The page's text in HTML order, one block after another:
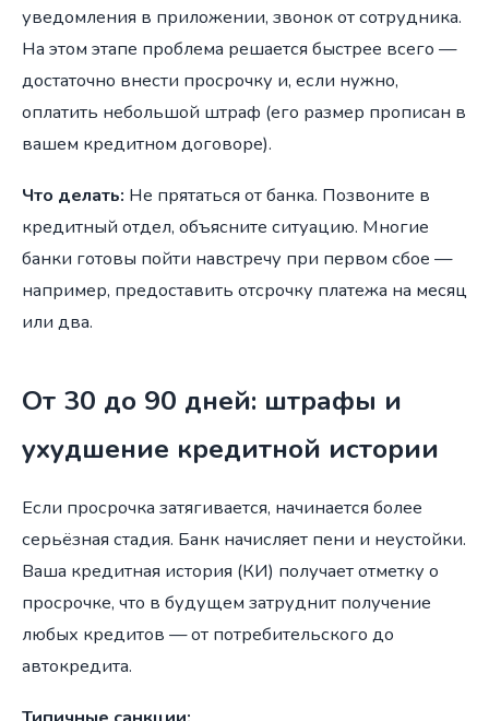
уведомления в приложении, звонок от сотрудника.
На этом этапе проблема решается быстрее всего —
достаточно внести просрочку и, если нужно,
оплатить небольшой штраф (его размер прописан в
вашем кредитном договоре).
Что делать: Не прятаться от банка. Позвоните в
кредитный отдел, объясните ситуацию. Многие
банки готовы пойти навстречу при первом сбое —
например, предоставить отсрочку платежа на месяц
или два.
От 30 до 90 дней: штрафы и
ухудшение кредитной истории
Если просрочка затягивается, начинается более
серьёзная стадия. Банк начисляет пени и неустойки.
Ваша кредитная история (КИ) получает отметку о
просрочке, что в будущем затруднит получение
любых кредитов — от потребительского до
автокредита.